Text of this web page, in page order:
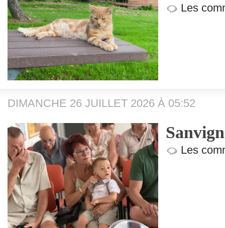
Les
DIMANCHE 26 JUILLET 2026 À 05:52
Les